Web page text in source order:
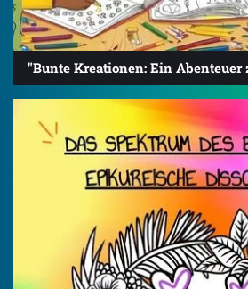
"Bunte Kreationen: Ein Abenteuer